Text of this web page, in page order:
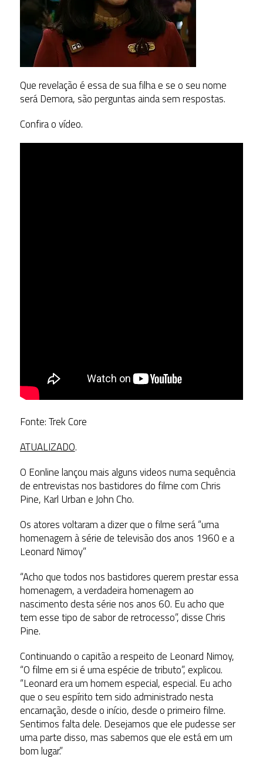
Que revelação é essa de sua filha e se o seu nome
será Demora, são perguntas ainda sem respostas.
Confira o vídeo.
Fonte: Trek Core
ATUALIZADO.
O Eonline lançou mais alguns videos numa sequência
de entrevistas nos bastidores do filme com Chris
Pine, Karl Urban e John Cho.
Os atores voltaram a dizer que o filme será “uma
homenagem à série de televisão dos anos 1960 e a
Leonard Nimoy”
“Acho que todos nos bastidores querem prestar essa
homenagem, a verdadeira homenagem ao
nascimento desta série nos anos 60. Eu acho que
tem esse tipo de sabor de retrocesso”, disse Chris
Pine.
Continuando o capitão a respeito de Leonard Nimoy,
“O filme em si é uma espécie de tributo”, explicou.
“Leonard era um homem especial, especial. Eu acho
que o seu espírito tem sido administrado nesta
encarnação, desde o início, desde o primeiro filme.
Sentimos falta dele. Desejamos que ele pudesse ser
uma parte disso, mas sabemos que ele está em um
bom lugar.”